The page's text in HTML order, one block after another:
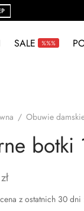
SALE %%%
/ Obuwie
botki
zł
z ostatnich 30 dni